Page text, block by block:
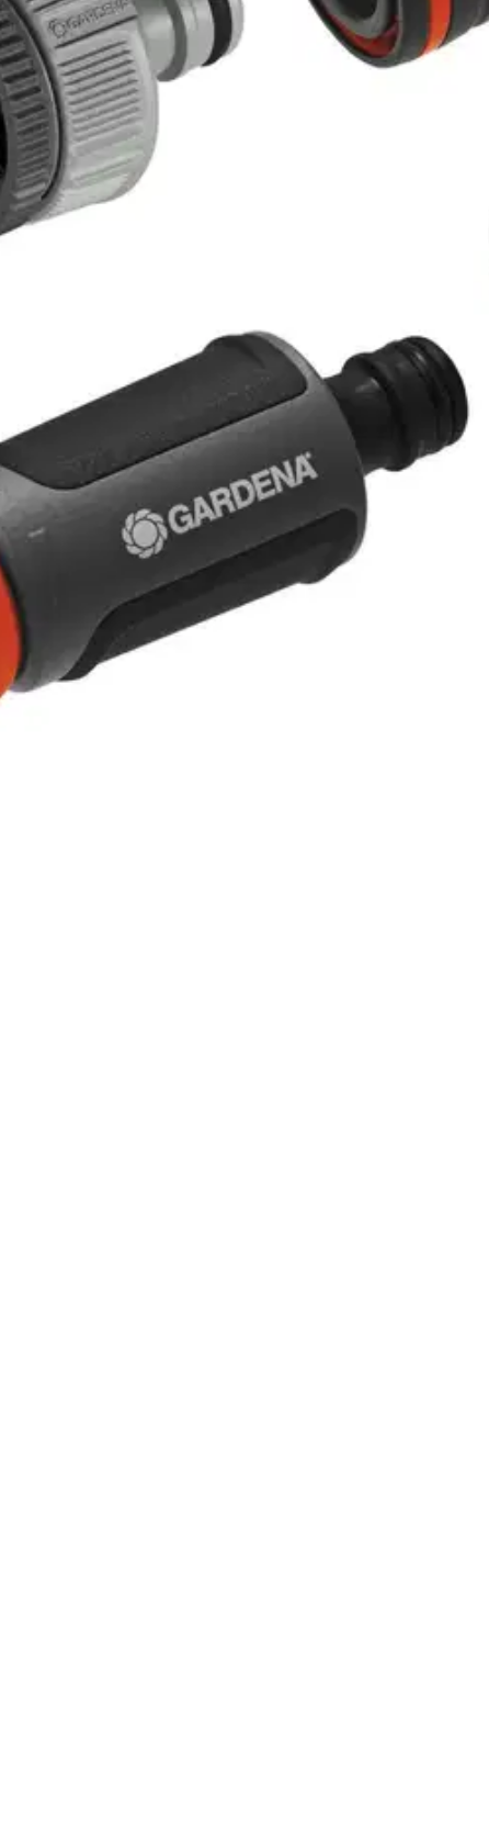
pakettiautomaattiin tai
puhdistustehtäviin. Laadukkaat Original GARDENA System -
parantaa, anna palautetta.